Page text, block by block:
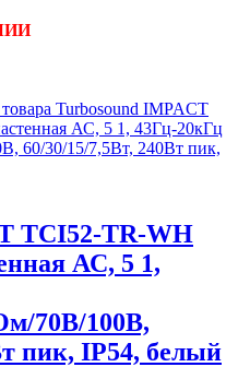
TCI52-TR-WH
АС, 5 1,
70В/100В,
пик, IP54, белый